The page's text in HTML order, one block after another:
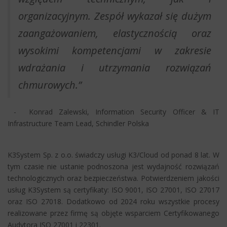
organizacyjnym. Zespół wykazał się dużym
zaangażowaniem, elastycznością oraz
wysokimi kompetencjami w zakresie
wdrażania i utrzymania rozwiązań
chmurowych.”
- Konrad Zalewski, Information Security Officer & IT
Infrastructure Team Lead, Schindler Polska
K3System Sp. z o.o. świadczy usługi K3/Cloud od ponad 8 lat. W
tym czasie nie ustanie podnoszona jest wydajność rozwiązań
technologicznych oraz bezpieczeństwa. Potwierdzeniem jakości
usług K3System są certyfikaty: ISO 9001, ISO 27001, ISO 27017
oraz ISO 27018. Dodatkowo od 2024 roku wszystkie procesy
realizowane przez firmę są objęte wsparciem Certyfikowanego
Audytora ISO 27001 i 22301.